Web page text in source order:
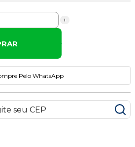
+
Pelo WhatsApp